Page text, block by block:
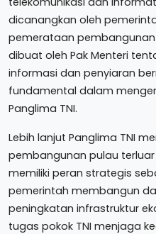
dicanangkan oleh
pemerataan
dibuat oleh Pak Menteri
informasi dan penyiaran
fundamental dalam
Panglima TNI.
Lebih lanjut Panglima TNI
pembangunan pulau terluar
memiliki peran strategis
pemerintah membangun
peningkatan infrastruktur
tugas pokok TNI menjaga